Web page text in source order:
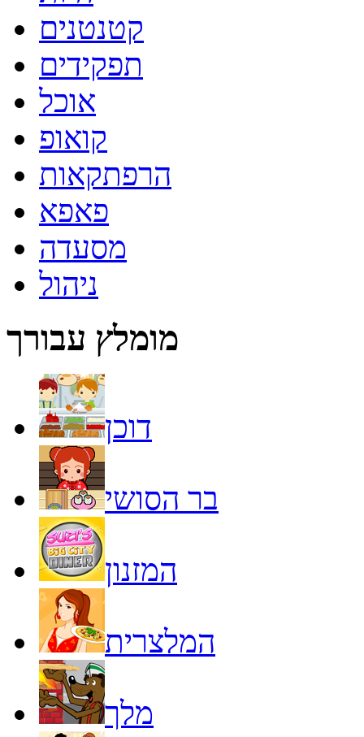
קטנטנים
תפקידים
אוכל
קואופ
הרפתקאות
פאפא
מסעדה
ניהול
מומלץ עבורך
דוכן
בר הסושי
המזנון
המלצרית
מלך